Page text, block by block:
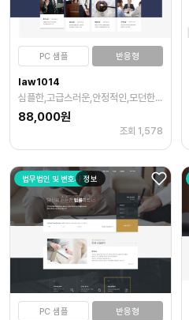
PC 샘플 반응형
law1014
심플한,고급스러운,안정적인,모던한,풍경,인물,제품,다양한
88,000원
조회 1,578
정보
법무법인 및 변호사
PC 샘플 반응형